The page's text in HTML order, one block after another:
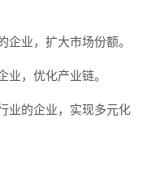
企业，扩大市场份额。
业，优化产业链。
业的企业，实现多元化